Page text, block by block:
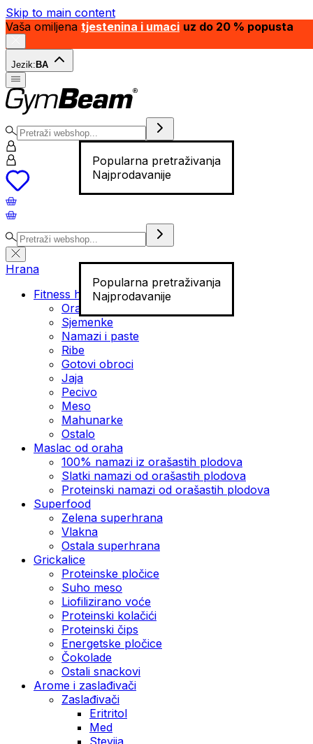
Skip to main content
Vaša omiljena tjestenina i umaci uz do 20 % popusta
Jezik: BA
Popularna pretraživanja
Najprodavanije
Popularna pretraživanja
Najprodavanije
Hrana
Fitness hrana
Orašasti plodovi
Sjemenke
Namazi i paste
Ribe
Gotovi obroci
Jaja
Pecivo
Meso
Mahunarke
Ostalo
Maslac od oraha
100% namazi iz orašastih plodova
Slatki namazi od orašastih plodova
Proteinski namazi od orašastih plodova
Superfood
Zelena superhrana
Vlakna
Ostala superhrana
Grickalice
Proteinske pločice
Suho meso
Liofilizirano voće
Proteinski kolačići
Proteinski čips
Energetske pločice
Čokolade
Ostali snackovi
Arome i zaslađivači
Zaslađivači
Eritritol
Med
Stevija